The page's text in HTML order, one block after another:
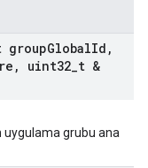
groupGlobalId ,
, uint32 t &
uygulama grubu ana